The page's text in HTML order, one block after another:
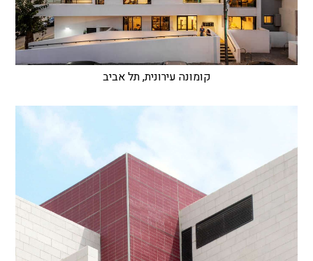
קומונה עירונית, תל אביב